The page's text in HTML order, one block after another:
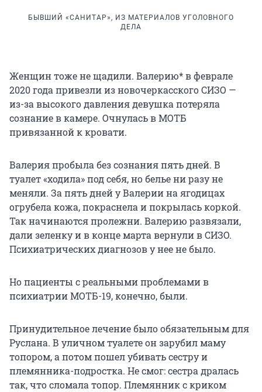
БЫВШИЙ «САНИТАР», ИЗ МАТЕРИАЛОВ УГОЛОВНОГО
ДЕЛА
Женщин тоже не щадили. Валерию* в феврале
2020 года привезли из новочеркасского СИЗО —
из-за высокого давления девушка потеряла
сознание в камере. Очнулась в МОТБ
привязанной к кровати.
Валерия пробыла без сознания пять дней. В
туалет «ходила» под себя, но белье ни разу не
меняли. За пять дней у Валерии на ягодицах
огрубела кожа, покраснела и покрылась коркой.
Так начинаются пролежни. Валерию развязали,
дали зеленку и в конце марта вернули в СИЗО.
Психиатрических диагнозов у нее не было.
Но пациенты с реальными проблемами в
психиатрии МОТБ-19, конечно, были.
Принудительное лечение было обязательным для
Руслана. В уличном туалете он зарубил маму
топором, а потом пошел убивать сестру и
племянника-подростка. Не смог: сестра дралась
так, что сломала топор. Племянник с криком